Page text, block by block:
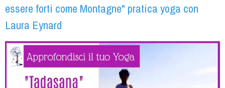
essere forti come Montagne" pratica yoga con
Laura Eynard